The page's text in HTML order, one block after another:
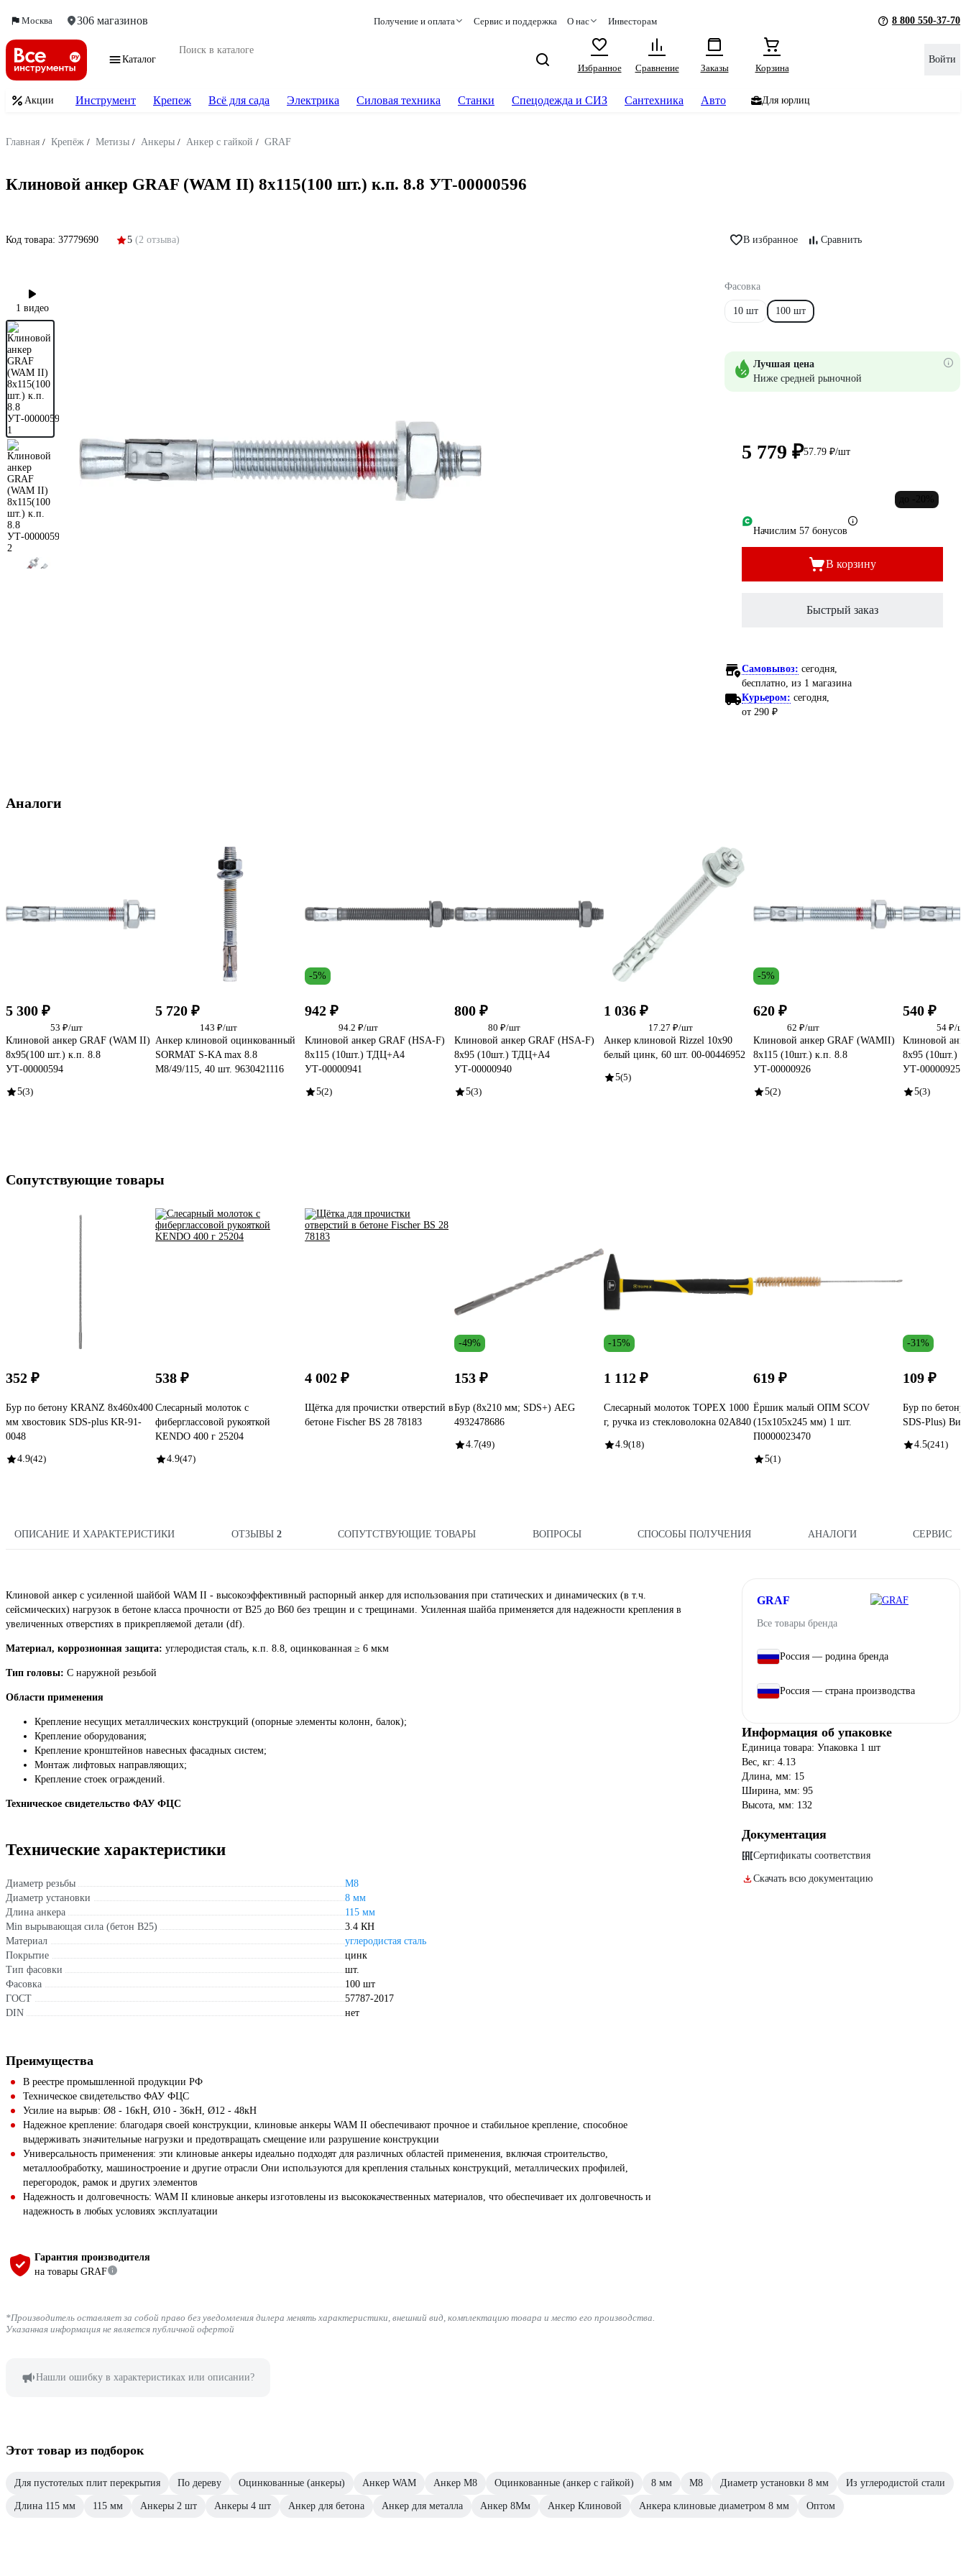
Москва 306 магазинов Получение и оплата Сервис и поддержка О нас Инвесторам 8 800 550-37-70
Каталог
Избранное
Сравнение Заказы Корзина
Войти
Акции Инструмент Крепеж Всё для сада Электрика Силовая техника Станки Спецодежда и СИЗ Сантехника Авто Для юрлиц
Главная / Крепёж / Метизы / Анкеры / Анкер с гайкой / GRAF
Клиновой анкер GRAF (WAM II) 8x115(100 шт.) к.п. 8.8 УТ-00000596
Код товара: 37779690 5 (2 отзыва) В избранное Сравнить
1 видео
Фасовка
10 шт 100 шт
Лучшая цена
Ниже средней рыночной
5 779 ₽57.79 ₽/шт
Начислим 57 бонусов
В корзину
Быстрый заказ
Самовывоз: сегодня,
бесплатно , из 1 магазина
Курьером: сегодня,
от 290 ₽
Аналоги
5 300 ₽
53 ₽/шт
Клиновой анкер GRAF (WAM II)
8x95(100 шт.) к.п. 8.8
УТ-00000594
5(3)
5 720 ₽
143 ₽/шт
Анкер клиновой оцинкованный
SORMAT S-KA max 8.8
M8/49/115, 40 шт. 9630421116
-5%
942 ₽
94.2 ₽/шт
Клиновой анкер GRAF (HSA-F)
8x115 (10шт.) ТДЦ+А4
УТ-00000941
5(2)
800 ₽
80 ₽/шт
Клиновой анкер GRAF (HSA-F)
8x95 (10шт.) ТДЦ+А4
УТ-00000940
5(3)
1 036 ₽
17.27 ₽/шт
Анкер клиновой Rizzel 10x90
белый цинк, 60 шт. 00-00446952
5(5)
-5%
620 ₽
62 ₽/шт
Клиновой анкер GRAF (WAMII)
8x115 (10шт.) к.п. 8.8
УТ-00000926
5(2)
540 ₽
54 ₽/
Клиновой
8x95 (10шт.)
УТ-00000925
5(3)
Сопутствующие товары
352 ₽
Бур по бетону KRANZ 8x460x400
мм хвостовик SDS-plus KR-91-
0048
4.9(42)
538 ₽
Слесарный молоток с
фиберглассовой рукояткой
KENDO 400 г 25204
4.9(47)
4 002 ₽
Щётка для прочистки отверстий в
бетоне Fischer BS 28 78183
-49%
153 ₽
Бур (8x210 мм; SDS+) AEG
4932478686
4.7(49)
-15%
1 112 ₽
Слесарный молоток TOPEX 1000
г, ручка из стекловолокна 02A840
4.9(18)
619 ₽
Ёршик малый ОПМ SCOV
(15x105x245 мм) 1 шт.
П0000023470
5(1)
-31%
109 ₽
Бур по
SDS-Plus)
4.5(241)
ОПИСАНИЕ И ХАРАКТЕРИСТИКИ ОТЗЫВЫ 2 СОПУТСТВУЮЩИЕ ТОВАРЫ ВОПРОСЫ СПОСОБЫ ПОЛУЧЕНИЯ АНАЛОГИ СЕРВИС
Клиновой анкер с усиленной шайбой WAM II - высокоэффективный распорный анкер для использования при статических и динамических (в т.ч.
сейсмических) нагрузок в бетоне класса прочности от В25 до В60 без трещин и с трещинами. Усиленная шайба применяется для надежности крепления в
увеличенных отверстиях в прикрепляемой детали (df).
Материал, коррозионная защита: углеродистая сталь, к.п. 8.8, оцинкованная ≥ 6 мкм
Тип головы: C наружной резьбой
Области применения
Крепление несущих металлических конструкций (опорные элементы колонн, балок);
Крепление оборудования;
Крепление кронштейнов навесных фасадных систем;
Монтаж лифтовых направляющих;
Крепление стоек ограждений.
Техническое свидетельство ФАУ ФЦС
Технические характеристики
Диаметр резьбы
М8
Диаметр установки
8 мм
Длина анкера
115 мм
Min вырывающая сила (бетон B25)
3.4 КН
Материал
углеродистая сталь
Покрытие
цинк
Тип фасовки
шт.
Фасовка
100 шт
ГОСТ
57787-2017
DIN
нет
Преимущества
В реестре промышленной продукции РФ
Техническое свидетельство ФАУ ФЦС
Усилие на вырыв: Ø8 - 16кН, Ø10 - 36кН, Ø12 - 48кН
Надежное крепление: благодаря своей конструкции, клиновые анкеры WAM II обеспечивают прочное и стабильное крепление, способное
выдерживать значительные нагрузки и предотвращать смещение или разрушение конструкции
Универсальность применения: эти клиновые анкеры идеально подходят для различных областей применения, включая строительство,
металлообработку, машиностроение и другие отрасли Они используются для крепления стальных конструкций, металлических профилей,
перегородок, рамок и других элементов
Надежность и долговечность: WAM II клиновые анкеры изготовлены из высококачественных материалов, что обеспечивает их долговечность и
надежность в любых условиях эксплуатации
Гарантия производителя
на товары GRAF
*Производитель оставляет за собой право без уведомления дилера менять характеристики, внешний вид, комплектацию товара и место его производства.
Указанная информация не является публичной офертой
Нашли ошибку в характеристиках или описании?
GRAF
Все товары бренда
Россия — родина бренда
Россия — страна производства
Информация об упаковке
Единица товара: Упаковка 1 шт
Вес, кг: 4.13
Длина, мм: 15
Ширина, мм: 95
Высота, мм: 132
Документация
Сертификаты соответствия
Скачать всю документацию
Этот товар из подборок
Для пустотелых плит перекрытия По дереву Оцинкованные (анкеры) Анкер WAM Анкер М8 Оцинкованные (анкер с гайкой) 8 мм М8 Диаметр установки 8 мм Из углеродистой стали
Длина 115 мм 115 мм Анкеры 2 шт Анкеры 4 шт Анкер для бетона Анкер для металла Анкер 8Мм Анкер Клиновой Анкера клиновые диаметром 8 мм Оптом